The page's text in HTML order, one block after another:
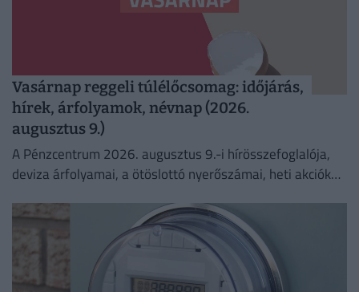
Vasárnap reggeli túlélőcsomag: időjárás,
hírek, árfolyamok, névnap (2026.
augusztus 9.)
A Pénzcentrum 2026. augusztus 9.-i hírösszefoglalója,
deviza árfolyamai, a ötöslottó nyerőszámai, heti akciók